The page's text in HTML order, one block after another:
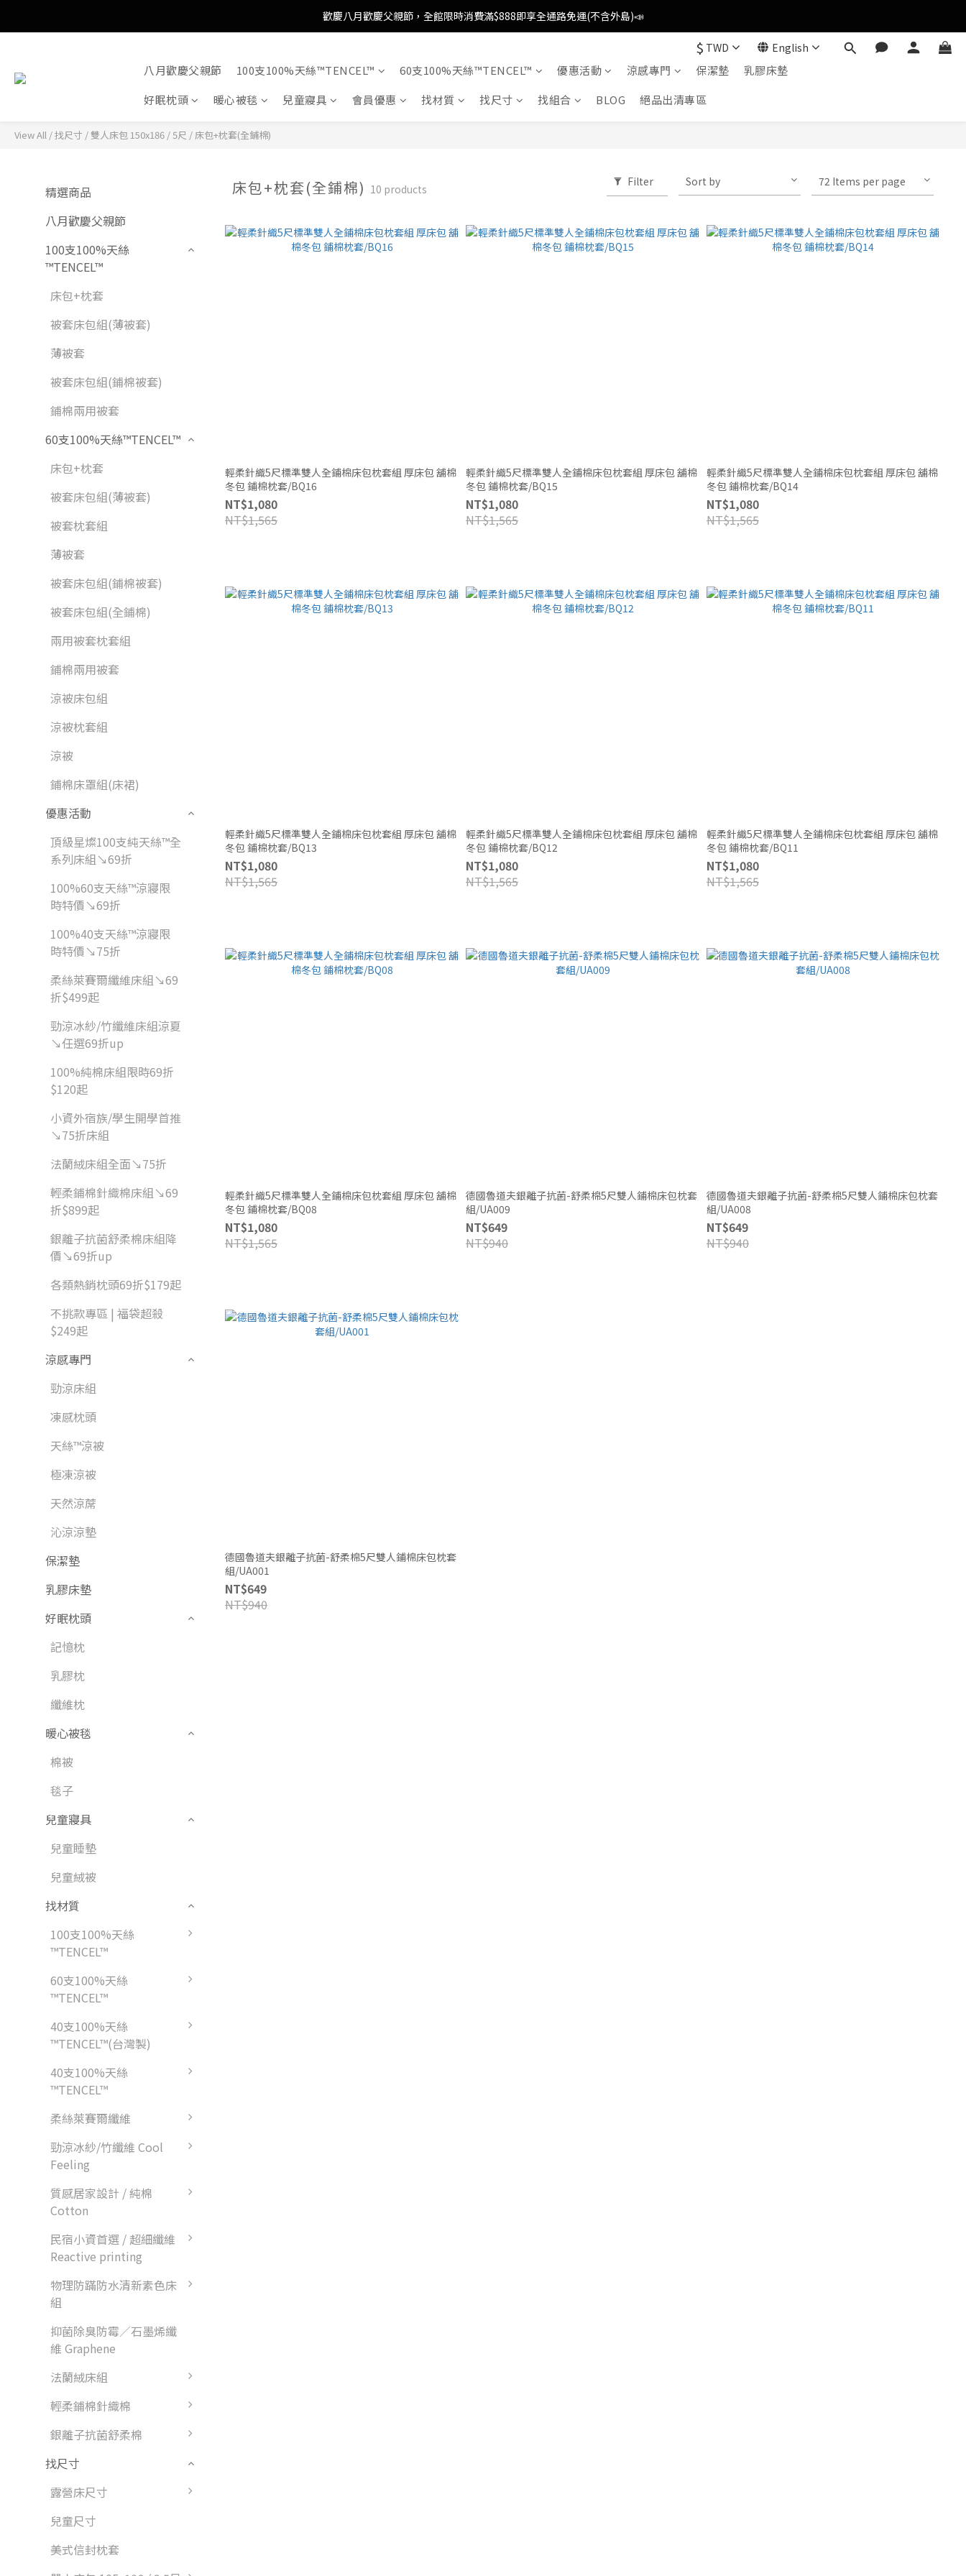
歡慶八月歡慶父親節，全館限時消費滿$888即享全通路免運(不含外島)📣
歡慶八月歡慶父親節，新加入會員即可得購物金$88📣
$ TWD English
八月歡慶父親節 100支100%天絲™TENCEL™ 60支100%天絲™TENCEL™ 優惠活動 涼感專門 保潔墊
乳膠床墊
好眠枕頭
暖心被毯 兒童寢具 會員優惠 找材質 找尺寸 找組合 BLOG 絕品出清專區
View All /找尺寸 /雙人床包 150x186 / 5尺 / 床包+枕套(全鋪棉)
精選商品
八月歡慶父親節
100支100%天絲
™TENCEL™
床包+枕套
被套床包組(薄被套)
薄被套
被套床包組(鋪棉被套)
鋪棉兩用被套
60支100%天絲™TENCEL™
床包+枕套
被套床包組(薄被套)
被套枕套組
薄被套
被套床包組(鋪棉被套)
被套床包組(全鋪棉)
兩用被套枕套組
鋪棉兩用被套
涼被床包組
涼被枕套組
涼被
鋪棉床罩組(床裙)
優惠活動
頂級星燦100支純天絲™全
系列床組↘69折
100%60支天絲™涼寢限
時特價↘69折
100%40支天絲™涼寢限
時特價↘75折
柔絲萊賽爾纖維床組↘69
折$499起
勁涼冰紗/竹纖維床組涼夏
↘任選69折up
100%純棉床組限時69折
$120起
小資外宿族/學生開學首推
↘75折床組
法蘭絨床組全面↘75折
輕柔鋪棉針織棉床組↘69
折$899起
銀離子抗菌舒柔棉床組降
價↘69折up
各類熱銷枕頭69折$179起
不挑款專區 | 福袋超殺
$249起
涼感專門
勁涼床組
凍感枕頭
天絲™涼被
極凍涼被
天然涼蓆
沁涼涼墊
保潔墊
乳膠床墊
好眠枕頭
記憶枕
乳膠枕
纖維枕
暖心被毯
棉被
毯子
兒童寢具
兒童睡墊
兒童絨被
找材質
100支100%天絲
™TENCEL™
60支100%天絲
™TENCEL™
40支100%天絲
™TENCEL™(台灣製)
40支100%天絲
™TENCEL™
柔絲萊賽爾纖維
勁涼冰紗/竹纖維 Cool
Feeling
質感居家設計 / 純棉
Cotton
民宿小資首選 / 超細纖維
Reactive printing
物理防蹣防水清新素色床
組
抑菌除臭防霉／石墨烯纖
維 Graphene
法蘭絨床組
輕柔鋪棉針織棉
銀離子抗菌舒柔棉
找尺寸
露營床尺寸
兒童尺寸
美式信封枕套
床包+枕套(全鋪棉) 10 products
Filter Sort by 72 Items per page
輕柔針織5尺標準雙人全鋪棉床包枕套組 厚床包 舖棉
冬包 鋪棉枕套/BQ16
NT$1,080
NT$1,565
輕柔針織5尺標準雙人全鋪棉床包枕套組 厚床包 舖棉
冬包 鋪棉枕套/BQ15
NT$1,080
NT$1,565
輕柔針織5尺標準雙人全鋪棉床包枕套組 厚床包 舖棉
冬包 鋪棉枕套/BQ14
NT$1,080
NT$1,565
輕柔針織5尺標準雙人全鋪棉床包枕套組 厚床包 舖棉
冬包 鋪棉枕套/BQ13
NT$1,080
NT$1,565
輕柔針織5尺標準雙人全鋪棉床包枕套組 厚床包 舖棉
冬包 鋪棉枕套/BQ12
NT$1,080
NT$1,565
輕柔針織5尺標準雙人全鋪棉床包枕套組 厚床包 舖棉
冬包 鋪棉枕套/BQ11
NT$1,080
NT$1,565
輕柔針織5尺標準雙人全鋪棉床包枕套組 厚床包 舖棉
冬包 鋪棉枕套/BQ08
NT$1,080
NT$1,565
德國魯道夫銀離子抗菌-舒柔棉5尺雙人鋪棉床包枕套
組/UA009
NT$649
NT$940
德國魯道夫銀離子抗菌-舒柔棉5尺雙人鋪棉床包枕套
組/UA008
NT$649
NT$940
德國魯道夫銀離子抗菌-舒柔棉5尺雙人鋪棉床包枕套
組/UA001
NT$649
NT$940